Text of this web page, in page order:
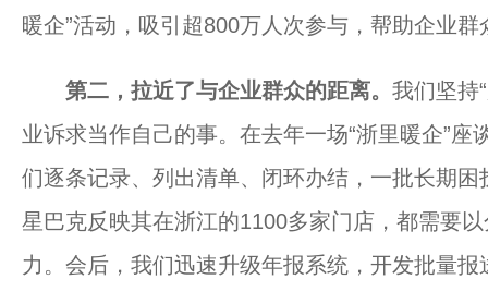
暖企”活动，吸引超800万人次参与，帮助企业
第二，拉近了与企业群众的距离。 我们坚持
业诉求当作自己的事。在去年一场“浙里暖企”
们逐条记录、列出清单、闭环办结，一批长期
星巴克反映其在浙江的1100多家门店，都需要
力。会后，我们迅速升级年报系统，开发批量